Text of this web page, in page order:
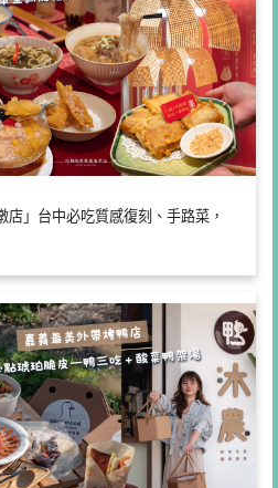
」台中必吃質感復刻、手路菜，